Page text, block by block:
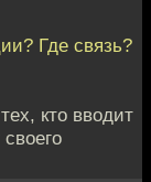
Где связь?
кто вводит